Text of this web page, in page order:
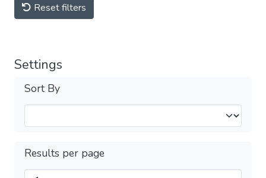
Reset filters
Settings
Sort By
Results per page